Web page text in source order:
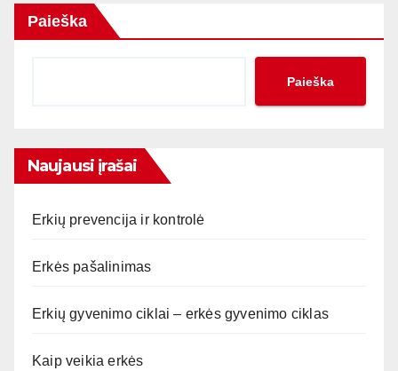
Paieška
Paieška
Naujausi įrašai
Erkių prevencija ir kontrolė
Erkės pašalinimas
Erkių gyvenimo ciklai – erkės gyvenimo ciklas
Kaip veikia erkės